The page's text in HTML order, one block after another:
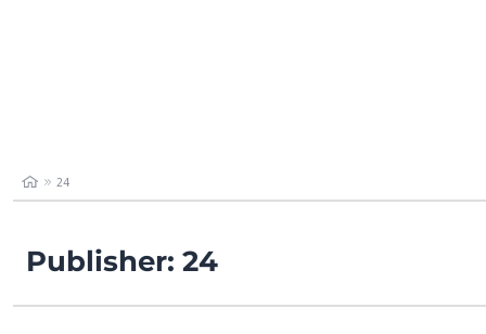
24
Publisher: 24